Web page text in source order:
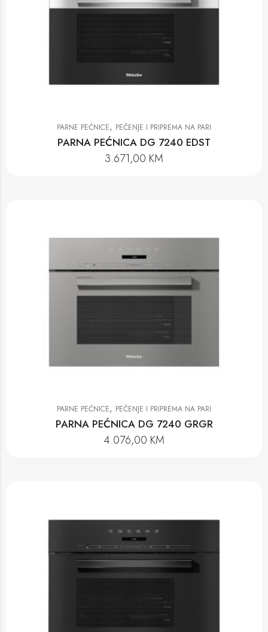
PARNE PEĆNICE, PEČENJE I PRIPREMA NA PARI
PARNA PEĆNICA DG 7240 EDST
3.671,00 KM
PARNE PEĆNICE, PEČENJE I PRIPREMA NA PARI
PARNA PEĆNICA DG 7240 GRGR
4.076,00 KM